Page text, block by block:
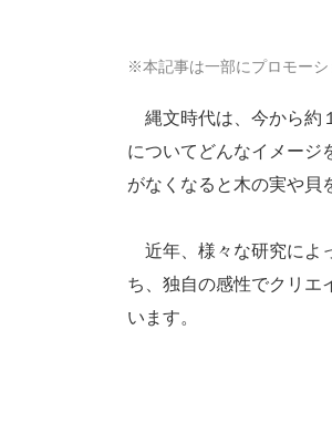
※本記事は一部にプロモーシ
縄文時代は、今から約
についてどんなイメージ
がなくなると木の実や貝
近年、様々な研究によ
ち、独自の感性でクリエ
います。